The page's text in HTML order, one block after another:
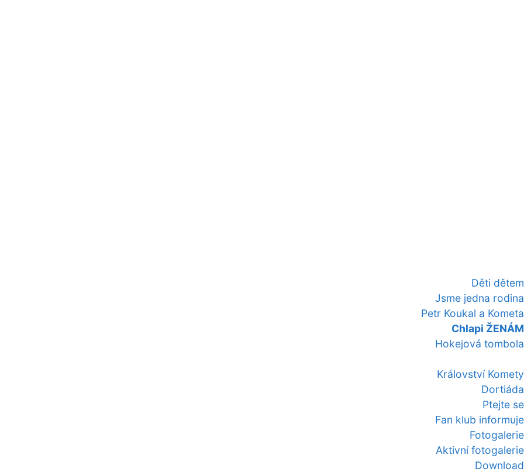
Děti dětem
Jsme jedna rodina
Petr Koukal a Kometa
Chlapi ŽENÁM
Hokejová tombola
Království Komety
Dortiáda
Ptejte se
Fan klub informuje
Fotogalerie
Aktivní fotogalerie
Download